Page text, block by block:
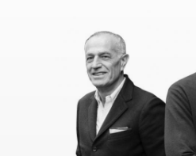
avec un outil ancien de
de taille. Le relief est
toucher et joue
Le plateau est
le piétement monté
extrémité pour
allonges portefeuilles
plateau et de les